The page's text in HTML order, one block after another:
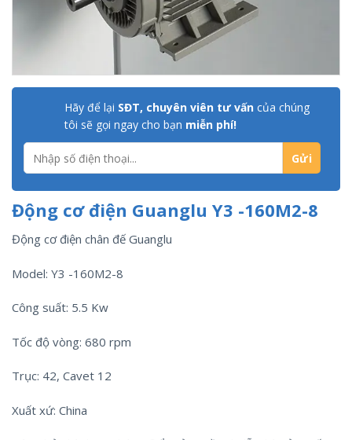
Hãy để lại SĐT, chuyên viên tư vấn của chúng
tôi sẽ gọi ngay cho bạn miễn phí!
Động cơ điện Guanglu Y3 -160M2-8
Động cơ điện chân đế Guanglu
Model: Y3 -160M2-8
Công suất: 5.5 Kw
Tốc độ vòng: 680 rpm
Trục: 42, Cavet 12
Xuất xứ: China